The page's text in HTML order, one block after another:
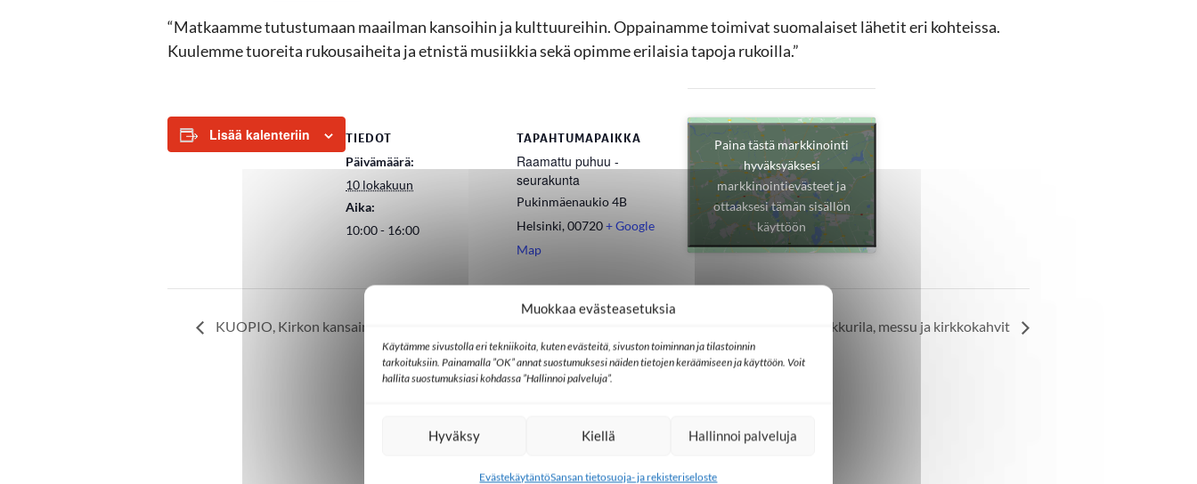
Muokkaa evästeasetuksia
Käytämme sivustolla eri tekniikoita, kuten evästeitä, sivuston toiminnan ja tilastoinnin
tarkoituksiin. Painamalla ”OK” annat suostumuksesi näiden tietojen keräämiseen ja käyttöön. Voit
hallita suostumuksiasi kohdassa ”Hallinnoi palveluja”.
Hyväksy Kiellä Hallinnoi palveluja
EvästekäytäntöSansan tietosuoja- ja rekisteriseloste
“Matkaamme tutustumaan maailman kansoihin ja kulttuureihin. Oppainamme toimivat suomalaiset lähetit eri kohteissa.
Kuulemme tuoreita rukousaiheita ja etnistä musiikkia sekä opimme erilaisia tapoja rukoilla.”
Lisää kalenteriin TIEDOT
Päivämäärä:
10 lokakuun
Aika:
10:00 - 16:00
TAPAHTUMAPAIKKA
Raamattu puhuu -
seurakunta
Pukinmäenaukio 4B
Helsinki,00720+ Google
Map
Paina tästä markkinointi
hyväksyäksesi
markkinointievästeet ja
ottaaksesi tämän sisällön
käyttöön
KUOPIO, Kirkon kansainvälisen työn verkostopäivät VANTAA/Tikkurila, messu ja kirkkokahvit